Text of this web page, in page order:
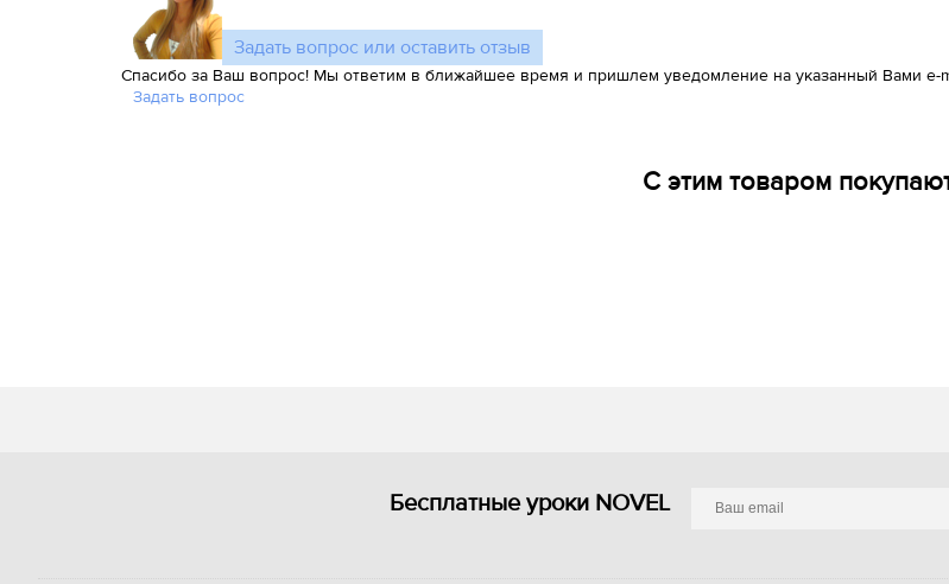
Задать вопрос или оставить отзыв
Спасибо за Ваш вопрос! Мы ответим в ближайшее время и пришлем уведомление на указанный Вами e-
Задать вопрос
С этим товаром
Бесплатные уроки NOVEL